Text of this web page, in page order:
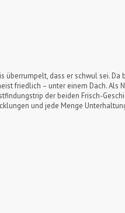
überrumpelt, dass er schwul sei.
friedlich – unter einem Dach. Als
der beiden Frisch-
und jede Menge